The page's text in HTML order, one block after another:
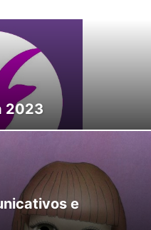
2023
e